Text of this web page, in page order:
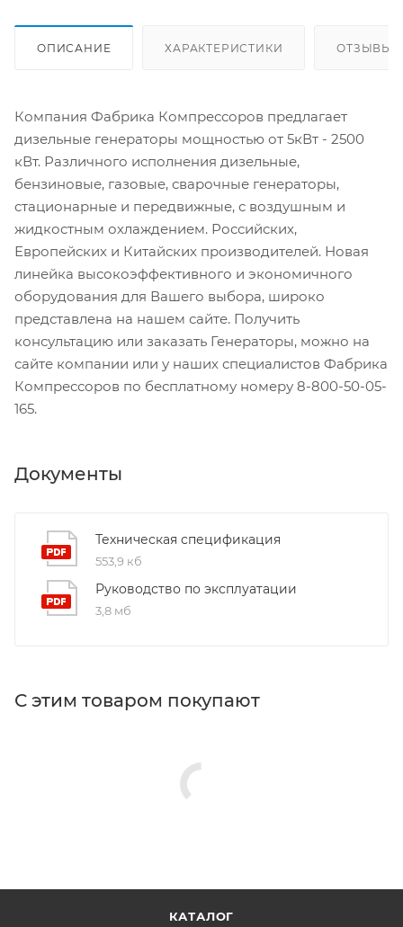
ОПИСАНИЕ ХАРАКТЕРИСТИКИ ОТЗЫВЫ
Компания Фабрика Компрессоров предлагает
дизельные генераторы мощностью от 5кВт - 2500
кВт. Различного исполнения дизельные,
бензиновые, газовые, сварочные генераторы,
стационарные и передвижные, с воздушным и
жидкостным охлаждением. Российских,
Европейских и Китайских производителей. Новая
линейка высокоэффективного и экономичного
оборудования для Вашего выбора, широко
представлена на нашем сайте. Получить
консультацию или заказать Генераторы, можно на
сайте компании или у наших специалистов Фабрика
Компрессоров по бесплатному номеру 8-800-50-05-
165.
Документы
Техническая спецификация
553,9 кб
Руководство по эксплуатации
3,8 мб
С этим товаром покупают
КАТАЛОГ